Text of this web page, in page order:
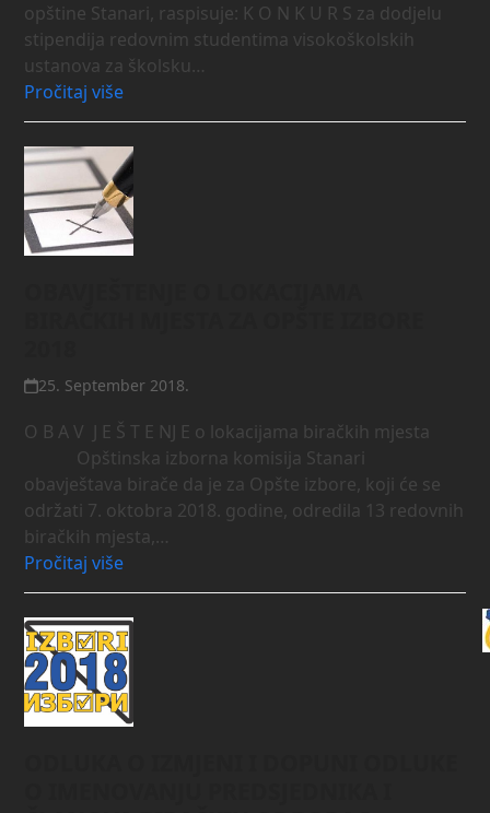
opštine Stanari, raspisuje: K O N K U R S za dodjelu
stipendija redovnim studentima visokoškolskih
ustanova za školsku…
Pročitaj više
25. September 2018.
O B A V J E Š T E NJ E o lokacijama biračkih mjesta
Opštinska izborna komisija Stanari
obavještava birače da je za Opšte izbore, koji će se
održati 7. oktobra 2018. godine, odredila 13 redovnih
biračkih mjesta,…
Pročitaj više